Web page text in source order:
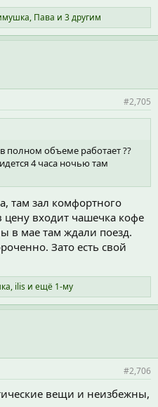
, Пава и 3 другим
#2,705
полном объеме работает ??
4 часа ночью там
там зал комфортного
цену входит чашечка кофе
в мае там ждали поезд.
Зато есть свой
, ilis и ещё 1-му
#2,706
вещи и неизбежны,